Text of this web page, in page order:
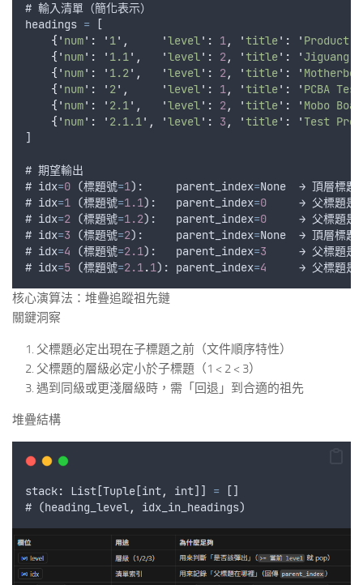
# 輸入清單 （簡化表示）
headings = [
{ ' num' : ' 1' , 'level' : 1, 'title' : ' Product
{ ' num' : ' 1.1' , 'level' : 2, 'title' : 'Jiguang
{ ' num' : ' 1.2' , 'level' : 2, 'title' : '
{ ' num' : ' 2' , 'level' : 1, 'title' : ' PCBA
{ ' num' : ' 2.1' , 'level' : 2, 'title' : ' Mobo
{ ' num' : ' 2.1.1' , 'level' : 3 , 'title' : 'Test
]
# 期望輸出
# idx=0 (標題號=1): parent_index=None
  →
頂層標題
# idx=1 (標題號=1.1): parent_index=0
     →
父標題是
# idx=2 (標題號=1.2): parent_index=0
     →
父標題是
# idx=3 (標題號=2): parent_index=None
  →
頂層標題
# idx=4 (標題號=2.1): parent_index=3
     →
父標題是
# idx=5 (標題號=2.1.1): parent_index=4
     →
父標題是
核心演算法：堆疊追蹤祖先鏈
關鍵洞察
父標題必定出現在子標題之前（文件順序特性）
父標題的層級必定小於子標題（1 < 2 < 3）
遇到同級或更淺層級時，需「回退」到合適的祖先
堆疊結構
stack: List [Tuple [int, int]] = []
# (heading_level, idx_in_headings)